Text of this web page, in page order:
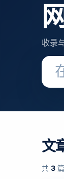
收录
搜索
文
共 3